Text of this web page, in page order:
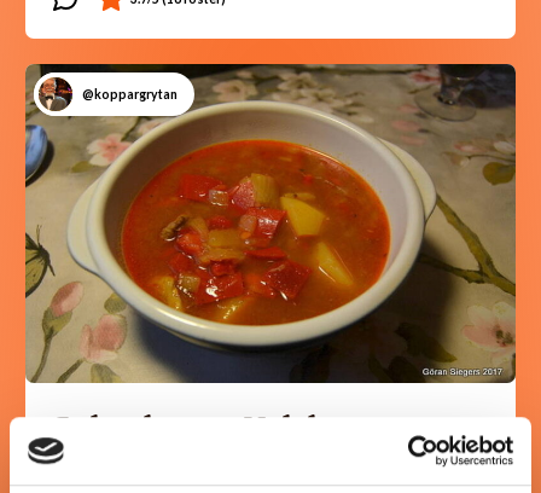
@koppargrytan
Gulaschsoppa Melchersson
Spara till kalla dagar